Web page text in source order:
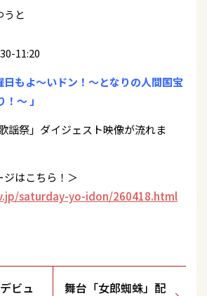
うと
11:20
日もよ～いドン！～となりの人間国宝
～ 」
謡祭」ダイジェスト映像が流れま
ジはこちら！＞
saturday-yo-idon/260418.html
ビュ 舞台「女郎蜘蛛」配